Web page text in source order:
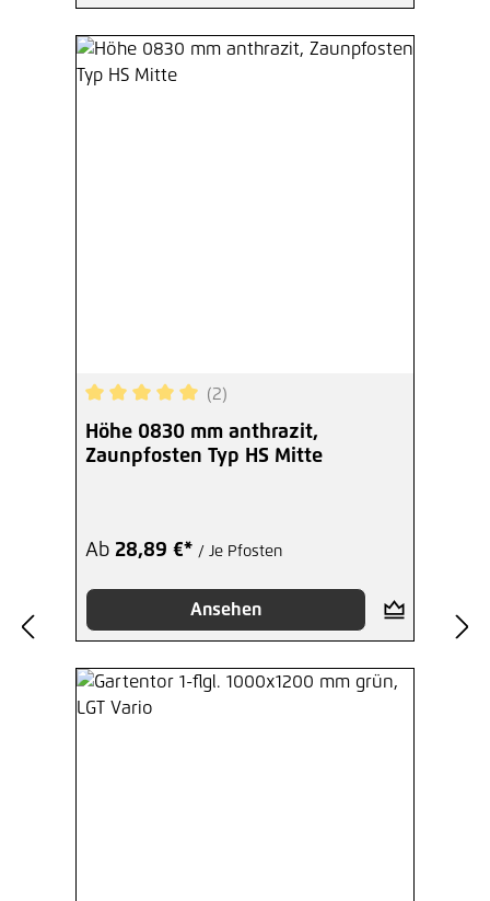
Durchschnittliche Bewertung von 5 von 5
(2)
Höhe 0830 mm anthrazit,
Zaunpfosten Typ HS Mitte
Ab 28,89 €* / Je Pfosten
Ansehen